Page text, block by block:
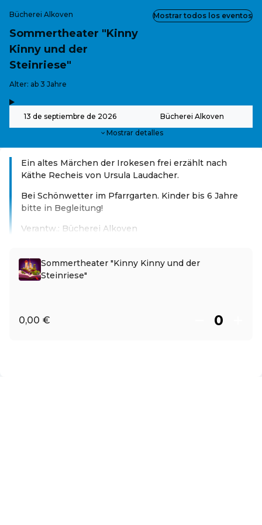
Bücherei Alkoven
Sommertheater "Kinny
Kinny und der
Steinriese"
-
Alter: ab 3 Jahre
13 de septiembre de 2026 Bücherei Alkoven
Mostrar detalles
Mostrar todos los eventos
Ein altes Märchen der Irokesen frei erzählt nach
Käthe Recheis von Ursula Laudacher.
Bei Schönwetter im Pfarrgarten. Kinder bis 6 Jahre
bitte in Begleitung!
Verantw.: Bücherei Alkoven
Sommertheater "Kinny Kinny und der
Steinriese"
0,00 €